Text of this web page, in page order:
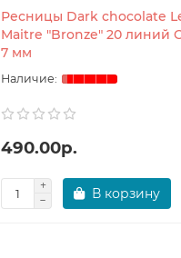
Ресницы Dark chocolate
Maitre "Bronze" 20 линий
7 мм
490.00р.
В корзину